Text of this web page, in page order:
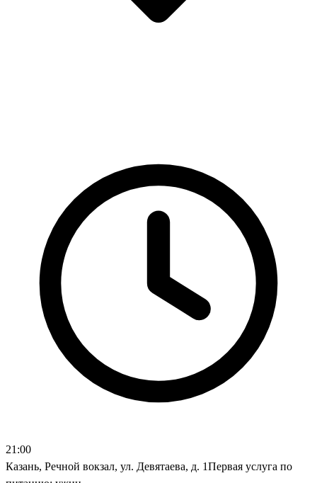
21:00
Казань, Речной вокзал, ул. Девятаева, д. 1Первая услуга по